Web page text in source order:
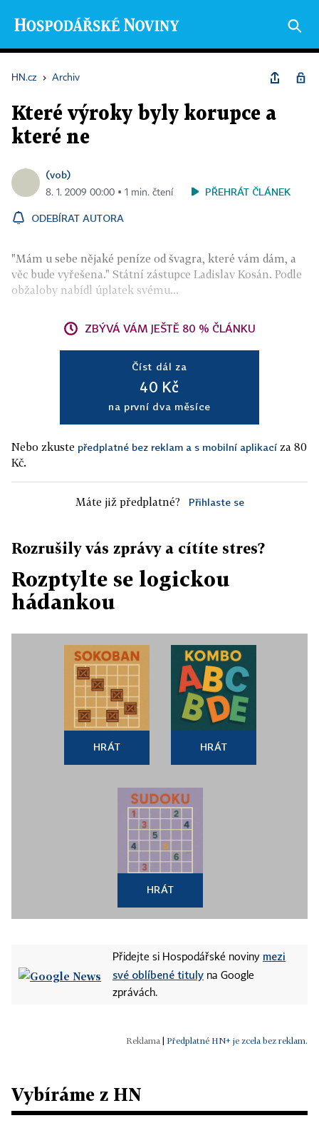
HN.cz › Archiv
Které výroky byly korupce a
které ne
(vob)
8. 1. 2009 00:00 ▪ 1 min. čtení PŘEHRÁT ČLÁNEK
ODEBÍRAT AUTORA
"Mám u sebe nějaké peníze od švagra, které vám dám, a
věc bude vyřešena." Státní zástupce Ladislav Kosán. Podle
obžaloby nabídl úplatek svému...
ZBÝVÁ VÁM JEŠTĚ 80 % ČLÁNKU
Číst dál za
40 Kč
na první dva měsíce
Nebo zkuste předplatné bez reklam a s mobilní aplikací za 80
Kč.
Máte již předplatné? Přihlaste se
Rozrušily vás zprávy a cítíte stres?
Rozptylte se logickou
hádankou
HRÁT HRÁT
HRÁT
Přidejte si Hospodářské noviny mezi
své oblíbené tituly na Google
zprávách.
Předplatné HN+ je zcela bez reklam.
Vybíráme z HN